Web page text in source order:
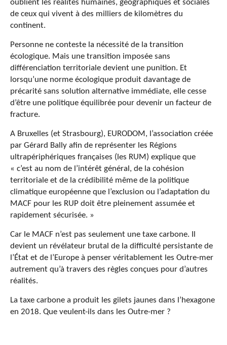
oublient les réalités humaines, géographiques et sociales
de ceux qui vivent à des milliers de kilomètres du
continent.
Personne ne conteste la nécessité de la transition
écologique. Mais une transition imposée sans
différenciation territoriale devient une punition. Et
lorsqu’une norme écologique produit davantage de
précarité sans solution alternative immédiate, elle cesse
d’être une politique équilibrée pour devenir un facteur de
fracture.
A Bruxelles (et Strasbourg), EURODOM, l’association créée
par Gérard Bally afin de représenter les Régions
ultrapériphériques françaises (les RUM) explique que
« c’est au nom de l’intérêt général, de la cohésion
territoriale et de la crédibilité même de la politique
climatique européenne que l’exclusion ou l’adaptation du
MACF pour les RUP doit être pleinement assumée et
rapidement sécurisée. »
Car le MACF n’est pas seulement une taxe carbone. Il
devient un révélateur brutal de la difficulté persistante de
l’État et de l’Europe à penser véritablement les Outre-mer
autrement qu’à travers des règles conçues pour d’autres
réalités.
La taxe carbone a produit les gilets jaunes dans l’hexagone
en 2018. Que veulent-ils dans les Outre-mer ?